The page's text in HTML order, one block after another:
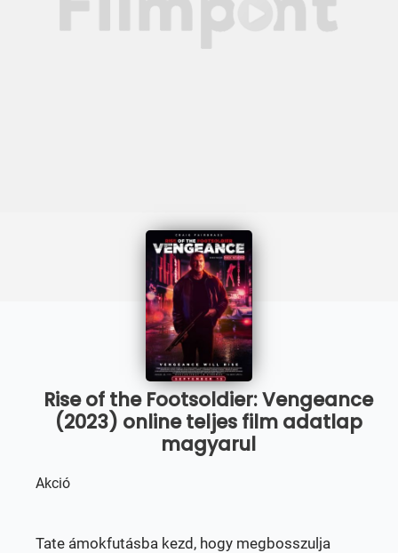
Rise of the Footsoldier: Vengeance
(2023) online teljes film adatlap
magyarul
Akció
Tate ámokfutásba kezd, hogy megbosszulja